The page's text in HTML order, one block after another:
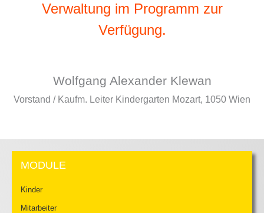
Verwaltung im Programm zur
Verfügung.
Wolfgang Alexander Klewan
Vorstand / Kaufm. Leiter Kindergarten Mozart, 1050 Wien
MODULE
Kinder
Mitarbeiter